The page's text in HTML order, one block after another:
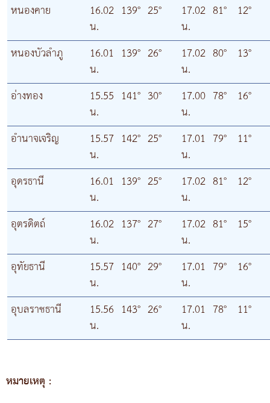
หนองคาย 16.02
น.
139° 25° 17.02
น.
81° 12°
หนองบัวลำภู 16.01
น.
139° 26° 17.02
น.
80° 13°
อ่างทอง 15.55
น.
141° 30° 17.00
น.
78° 16°
อำนาจเจริญ 15.57
น.
142° 25° 17.01
น.
79° 11°
อุดรธานี 16.01
น.
139° 25° 17.02
น.
81° 12°
อุตรดิตถ์ 16.02
น.
137° 27° 17.02
น.
81° 15°
อุทัยธานี 15.57
น.
140° 29° 17.01
น.
79° 16°
อุบลราชธานี 15.56
น.
143° 26° 17.01
น.
78° 11°
หมายเหตุ :